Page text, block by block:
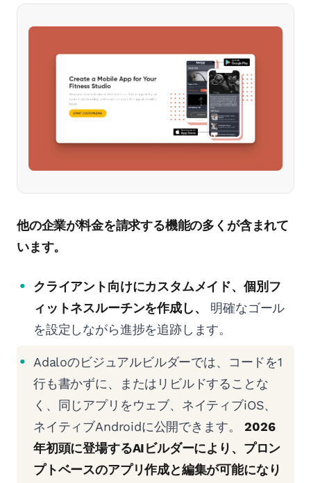
他の企業が料金を請求する機能の多くが含まれて
います。
クライアント向けにカスタムメイド、個別フ
ィットネスルーチンを作成し、
明確なゴール
を設定しながら進捗を追跡します。
Adaloのビジュアルビルダーでは、コードを1
行も書かずに、またはリビルドすることな
く、同じアプリをウェブ、ネイティブiOS、
ネイティブAndroidに公開できます。2026
年初頭に登場するAIビルダーにより、プロン
プトベースのアプリ作成と編集が可能になり